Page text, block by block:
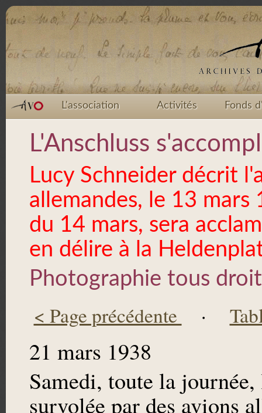
L'association Activités Fonds
L'Anschluss
Lucy Schneider décrit
allemandes, le 13
du 14 mars, sera
en délire à la
Photographie tous
< Page précédente ·
21 mars 1938
Samedi, toute la
survolée par des avions